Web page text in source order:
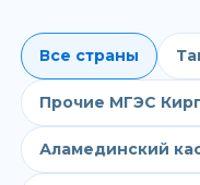
Все страны
Прочие МГЭС
Аламединский